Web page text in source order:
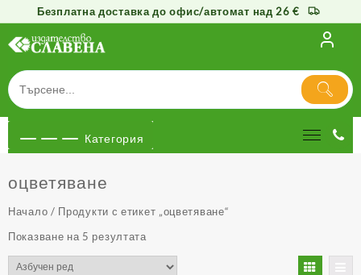
Безплатна доставка до офис/автомат над 26 €
съдържанието
Категория
оцветяване
Начало / Продукти с етикет „оцветяване“
Показване на 5 резултата